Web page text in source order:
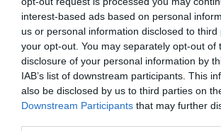
interest-based ads based on personal
us or personal information disclosed to
your opt-out. You may separately opt-out of
disclosure of your personal information by
IAB’s list of downstream participants. This
also be disclosed by us to third parties on
Downstream Participants that may further
Share this:
Φωτογραφίες